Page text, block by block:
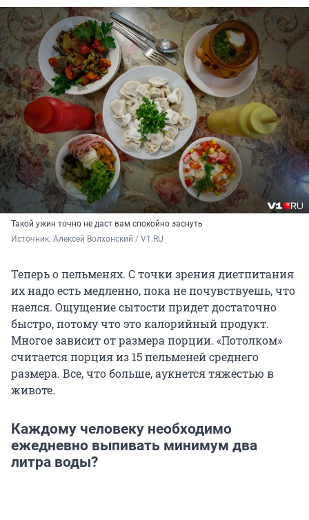
Такой ужин точно не даст вам спокойно заснуть
Источник: Алексей Волхонский / V1.RU
Теперь о пельменях. С точки зрения диетпитания
их надо есть медленно, пока не почувствуешь, что
наелся. Ощущение сытости придет достаточно
быстро, потому что это калорийный продукт.
Многое зависит от размера порции. «Потолком»
считается порция из 15 пельменей среднего
размера. Все, что больше, аукнется тяжестью в
животе.
Каждому человеку необходимо
ежедневно выпивать минимум два
литра воды?